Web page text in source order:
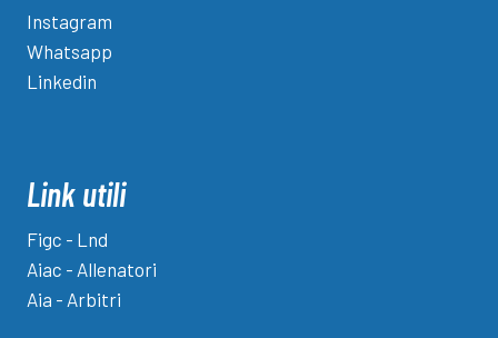
Instagram
Whatsapp
Linkedin
Link utili
Figc - Lnd
Aiac - Allenatori
Aia - Arbitri